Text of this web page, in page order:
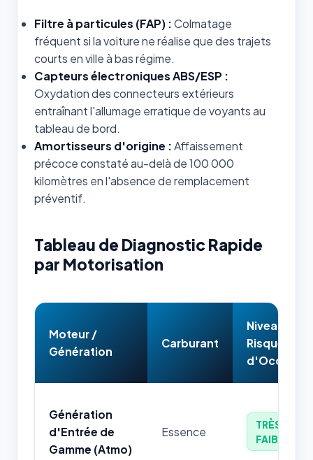
Filtre à particules (FAP) :Colmatage
fréquent si la voiture ne réalise que des trajets
courts en ville à bas régime.
Capteurs électroniques ABS/ESP :
Oxydation des connecteurs extérieurs
entraînant l'allumage erratique de voyants au
tableau de bord.
Amortisseurs d'origine :Affaissement
précoce constaté au-delà de 100 000
kilomètres en l'absence de remplacement
préventif.
Tableau de Diagnostic Rapide
par Motorisation
Moteur /
Génération
Carburant
Niveau de
Risque
d'Occasion
Génération
d'Entrée de
Gamme (Atmo)
Essence
TRÈS
FAIBLE